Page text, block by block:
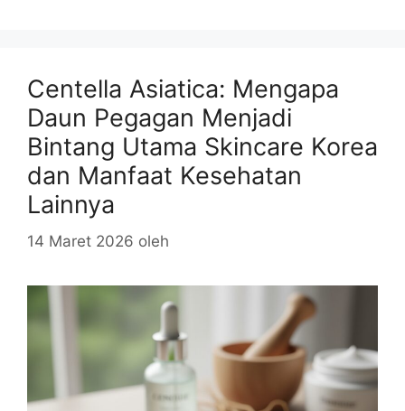
Centella Asiatica: Mengapa
Daun Pegagan Menjadi
Bintang Utama Skincare Korea
dan Manfaat Kesehatan
Lainnya
14 Maret 2026 oleh